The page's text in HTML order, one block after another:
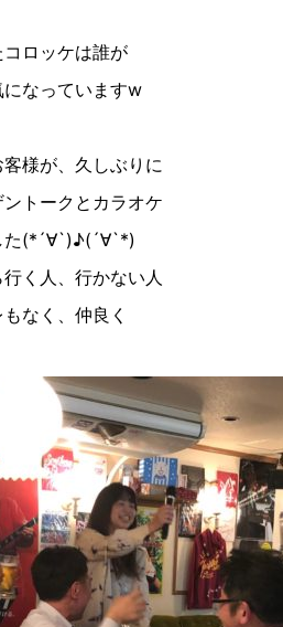
ロッケは誰が
なっていますw
様が、久しぶりに
トークとカラオケ
(*´∀︎`)♪( ´∀︎`*)
く人、行かない人
なく、仲良く